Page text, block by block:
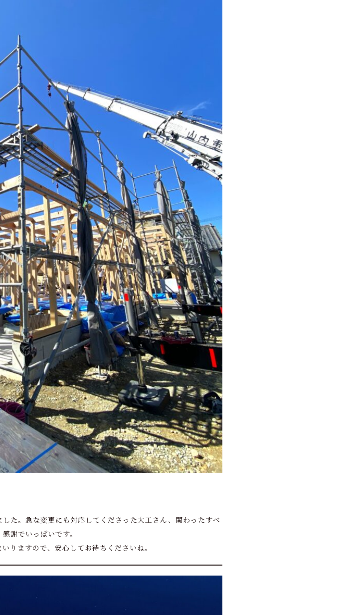
た。急な変更にも対応してくださった大工さん、関わったすべ
謝でいっぱいです。
りますので、安心してお待ちくださいね。